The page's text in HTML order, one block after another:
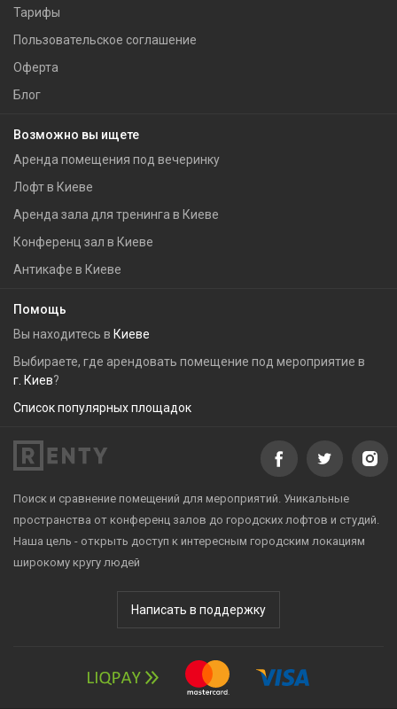
Тарифы
Пользовательское соглашение
Оферта
Блог
Возможно вы ищете
Аренда помещения под вечеринку
Лофт в Киеве
Аренда зала для тренинга в Киеве
Конференц зал в Киеве
Антикафе в Киеве
Помощь
Вы находитесь в Киеве
Выбираете, где арендовать помещение под мероприятие в
г. Киев?
Список популярных площадок
Поиск и сравнение помещений для мероприятий. Уникальные
пространства от конференц залов до городских лофтов и студий.
Наша цель - открыть доступ к интересным городским локациям
широкому кругу людей
Написать в поддержку